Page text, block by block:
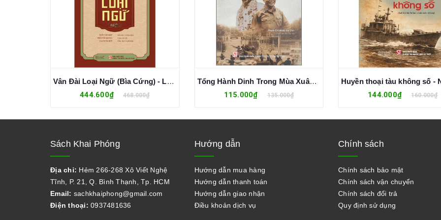
Vân Đài Loại Ngữ (Bìa Cứng) - Lê Quý Đôn
444.600₫ 468.000₫
Tổng Hành Dinh Trong Mùa Xuân Toàn Thắng - Đại Tướng Võ Nguyên Giáp
115.000₫ 135.000₫ 144.000₫ 160.000₫
Sách Khai Phóng
Địa chỉ: Hẻm 266-268 Xô Viết Nghệ
Tĩnh, P. 21, Q. Bình Thạnh, Tp. HCM
Email: sachkhaiphong@gmail.com
Điện thoại: 0937481636
Hướng dẫn
Hướng dẫn mua hàng
Hướng dẫn thanh toán
Hướng dẫn giao nhận
Điều khoản dịch vụ
Chính sách
Chính sách bảo mật
Chính sách vận chuyển
Chính sách đổi trả
Quy định sử dụng